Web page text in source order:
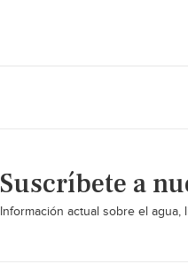
Suscríbete a
Información actual sobre el agua,